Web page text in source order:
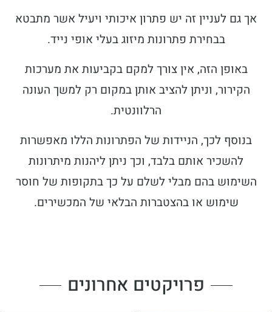
אך גם לעניין זה יש פתרון איכותי ויעיל אשר מתבטא
בבחירת פתרונות מיזוג בעלי אופי נייד.
באופן הזה, אין צורך למקם בקביעות את מערכות
הקירור, וניתן להציב אותן במקום רק למשך העונה
הרלוונטית.
בנוסף לכך, הניידות של הפתרונות הללו מאפשרות
להשכיר אותם בלבד, וכך ניתן ליהנות מיתרונות
השימוש בהם מבלי לשלם על כך בתקופות של חוסר
שימוש או בהצטברות הבלאי של המכשירים.
פרויקטים אחרונים